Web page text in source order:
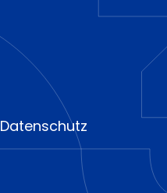
Datenschutz